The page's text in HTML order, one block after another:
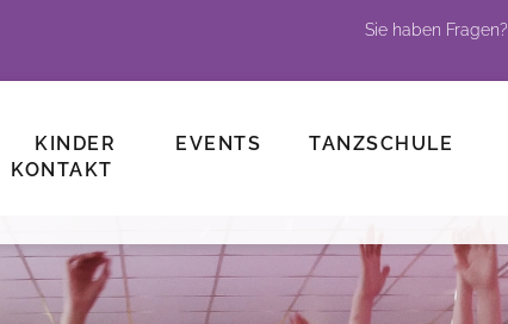
Sie haben Fragen?
KINDER EVENTS
TANZSCHULE
KONTAKT